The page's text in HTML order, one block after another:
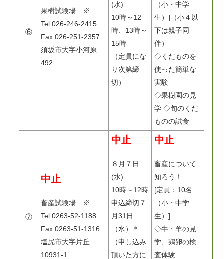
⑥
果樹試験場 ※
Tel:026-246-2415
Fax:026-251-2357
須坂市大字小河原
492
(水)
10時～12
時、13時～
15時
（定員にな
り次第締
切）
（小・中学
生）]（小４以
下は親子同
伴）
◇くだものを
使った簡単な
実験
◇果樹園の見
学 ◇旬のくだ
ものの試食
⑦
中止
畜産試験場 ※
Tel:0263-52-1188
Fax:0263-51-1316
塩尻市大字片丘
10931-1
中止
８月７日
(水)
10時～12時
申込締切７
月31日
（水）＊
（申し込み
頂いた方に
中止
畜産について
知ろう！
[定員：10名
（小・中学
生）]
◇牛・羊の見
学、鶏卵の検
査体験